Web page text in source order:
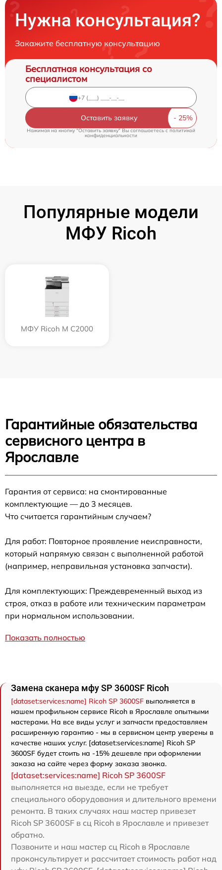
Нужна консультация?
Закажите бесплатную консультацию
Бесплатная консультация со
специалистом
Оставить заявку
Нажимая на кнопку "Оставить заявку" Вы соглашаетесь c политикой
конфиденциальности
Популярные модели
МФУ Ricoh
МФУ Ricoh M C2000
Гарантийные обязательства
сервисного центра в
Ярославле
Гарантия от сервиса: на смонтированные
комплектующие — до 3 месяцев.
Что считается гарантийным случаем?
Для работ: Повторное проявление неисправности,
который напрямую связан с выполненной работой
(например, неправильная установка запчасти).
Для комплектующих: Преждевременный выход из
строя, отказ в работе или техническим параметрам
при нормальном использовании.
Показать полностью
Замена сканера мфу SP 3600SF Ricoh
[dataset:services:name] Ricoh SP 3600SF выполняется в
нашем профильном сервисе Ricoh в Ярославле опытными
мастерами. На все виды услуг и запчасти предоставляем
расширенную гарантию - мы в сервисном центр уверены в
качестве наших услуг. [dataset:services:name] Ricoh SP
3600SF будет стоить на -15% дешевле при оформлении
заказа на сайте через форму заказа звонка.
[dataset:services:name] Ricoh SP 3600SF
выполняется на выезде, если не требует
специального оборудования и длительного времени
ремонта. В таких случаях наш мастер привезет
Ricoh SP 3600SF в сц Ricoh в Ярославле и привезет
обратно.
Позвоните и наш мастер сц Ricoh в Ярославле
проконсультирует и рассчитает стоимость работ над